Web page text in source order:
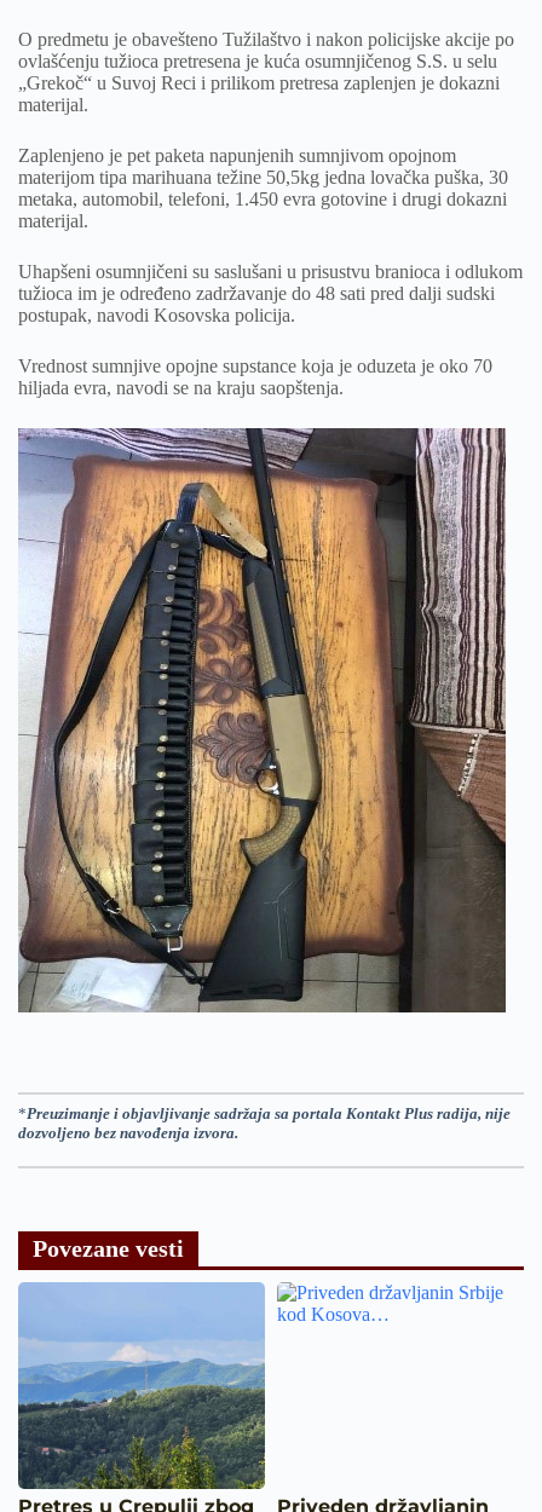
O predmetu je obavešteno Tužilaštvo i nakon policijske akcije po
ovlašćenju tužioca pretresena je kuća osumnjičenog S.S. u selu
„Grekoč“ u Suvoj Reci i prilikom pretresa zaplenjen je dokazni
materijal.
Zaplenjeno je pet paketa napunjenih sumnjivom opojnom
materijom tipa marihuana težine 50,5kg jedna lovačka puška, 30
metaka, automobil, telefoni, 1.450 evra gotovine i drugi dokazni
materijal.
Uhapšeni osumnjičeni su saslušani u prisustvu branioca i odlukom
tužioca im je određeno zadržavanje do 48 sati pred dalji sudski
postupak, navodi Kosovska policija.
Vrednost sumnjive opojne supstance koja je oduzeta je oko 70
hiljada evra, navodi se na kraju saopštenja.
*Preuzimanje i objavljivanje sadržaja sa portala Kontakt Plus radija, nije
dozvoljeno bez navođenja izvora.
Povezane vesti
Pretres u Crepulji zbog Priveden državljanin